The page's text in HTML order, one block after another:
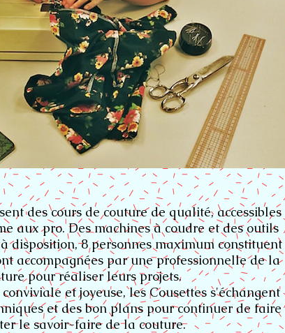
des cours de couture de qualité, accessibles
aux pro. Des machines à coudre et des outils
disposition, 8 personnes maximum constituent
accompagnées par une professionnelle de la
pour réaliser leurs projets.
et joyeuse, les Cousettes s'échangent
et des bon plans pour continuer de faire
le savoir-faire de la couture.